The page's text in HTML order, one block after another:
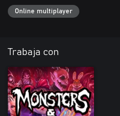
Online multiplayer
Trabaja con